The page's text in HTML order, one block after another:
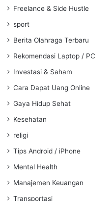
Freelance & Side Hustle
sport
Berita Olahraga Terbaru
Rekomendasi Laptop / PC
Investasi & Saham
Cara Dapat Uang Online
Gaya Hidup Sehat
Kesehatan
religi
Tips Android / iPhone
Mental Health
Manajemen Keuangan
Transportasi